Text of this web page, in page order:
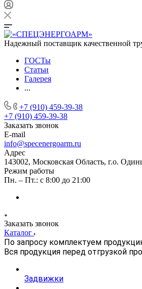
Надежный поставщик качественной
ГОСТы
Статьи
Галерея
...
+7 (910) 459-39-38
+7 (910) 459-39-38
Заказать звонок
E-mail
info@specenergoarm.ru
Адрес
143002, Московская Область, г.о.
Режим работы
Пн. – Пт.: с 8:00 до 21:00
Заказать звонок
Каталог
По запросу комплектуем
Вся продукция перед отгрузкой
Задвижки